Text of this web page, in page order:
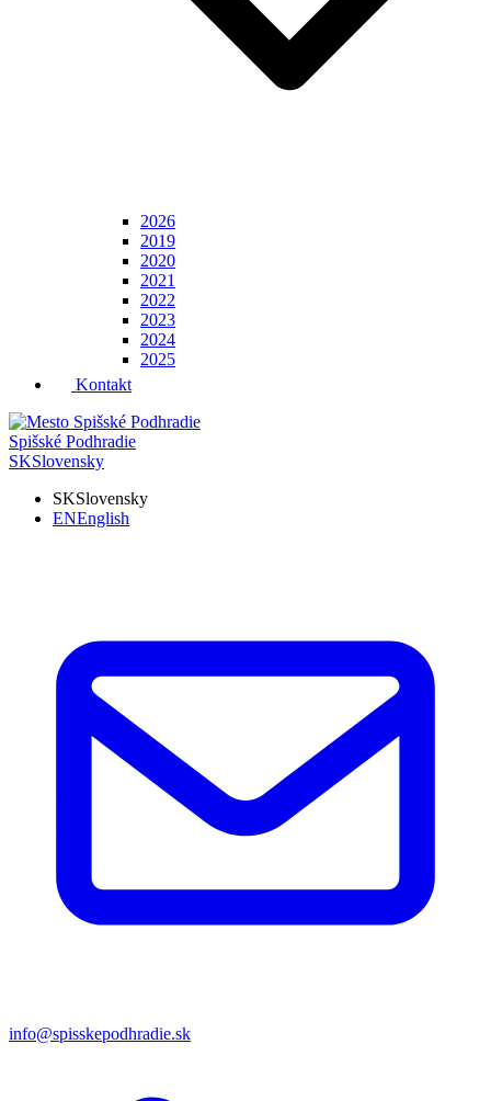
2026
2019
2020
2021
2022
2023
2024
2025
Kontakt
Spišské Podhradie
SKSlovensky
SKSlovensky
ENEnglish
info@spisskepodhradie.sk